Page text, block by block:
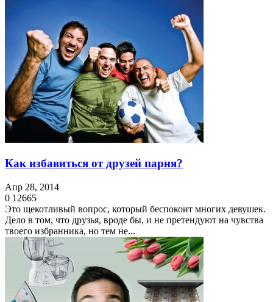
Как избавиться от друзей парня?
Апр 28, 2014
0 12665
Это щекотливый вопрос, который беспокоит многих девушек.
Дело в том, что друзья, вроде бы, и не претендуют на чувства
твоего избранника, но тем не...